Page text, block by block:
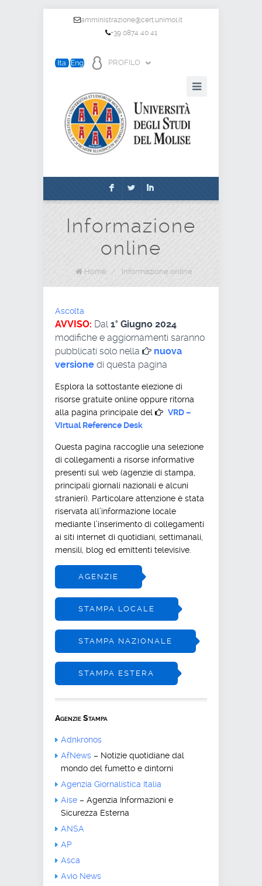
amministrazione@cert.unimol.it
+39 0874 40 41
PROFILO
F L I
Informazione
online
Home / Informazione online
Ascolta
AVVISO: Dal 1° Giugno 2024
modifiche e aggiornamenti saranno
pubblicati solo nella
nuova
versione di questa pagina
Esplora la sottostante elezione di
risorse gratuite online oppure ritorna
alla pagina principale del
VRD –
Virtual Reference Desk
Questa pagina raccoglie una selezione
di collegamenti a risorse informative
presenti sul web (agenzie di stampa,
principali giornali nazionali e alcuni
stranieri). Particolare attenzione è stata
riservata all’informazione locale
mediante l’inserimento di collegamenti
ai siti internet di quotidiani, settimanali,
mensili, blog ed emittenti televisive.
AGENZIE
STAMPA LOCALE
STAMPA NAZIONALE
STAMPA ESTERA
Agenzie Stampa
Adnkronos
AfNews – Notizie quotidiane dal
mondo del fumetto e dintorni
Agenzia Giornalistica Italia
Aise – Agenzia Informazioni e
Sicurezza Esterna
ANSA
AP
Asca
Avio News